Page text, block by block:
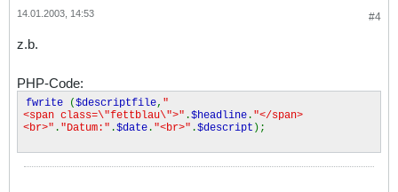
#4
14.01.2003, 14:53
z.b.
PHP-Code:
fwrite ($descriptfile, "
<span class=\"fettblau\">" .$headline . "</span>
<br>" . "Datum:" .$date . "<br>" .$descript );